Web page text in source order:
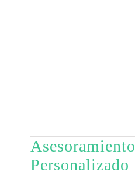
Asesoramiento
Personalizado